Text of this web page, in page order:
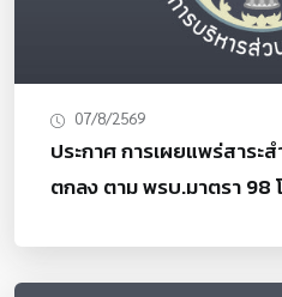
07/8/2569
ประกาศ การเผยแพร่สาร
ตกลง ตาม พรบ.มาตรา 98